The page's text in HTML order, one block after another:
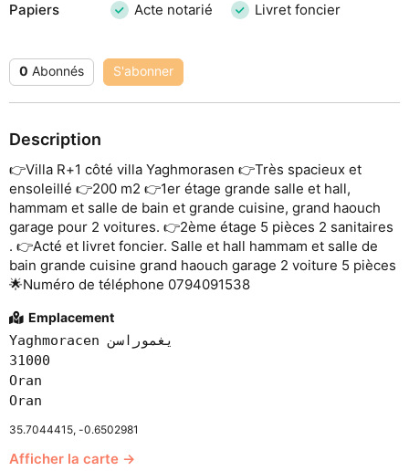
Papiers Acte notarié Livret foncier
0 Abonnés S'abonner
Description
👉Villa R+1 côté villa Yaghmorasen 👉Très spacieux et
ensoleillé 👉200 m2 👉1er étage grande salle et hall,
hammam et salle de bain et grande cuisine, grand haouch
garage pour 2 voitures. 👉2ème étage 5 pièces 2 sanitaires
. 👉Acté et livret foncier. Salle et hall hammam et salle de
bain grande cuisine grand haouch garage 2 voiture 5 pièces
🌟Numéro de téléphone 0794091538
Emplacement
Yaghmoracen يغموراسن
31000
Oran
Oran
35.7044415, -0.6502981
Afficher la carte →